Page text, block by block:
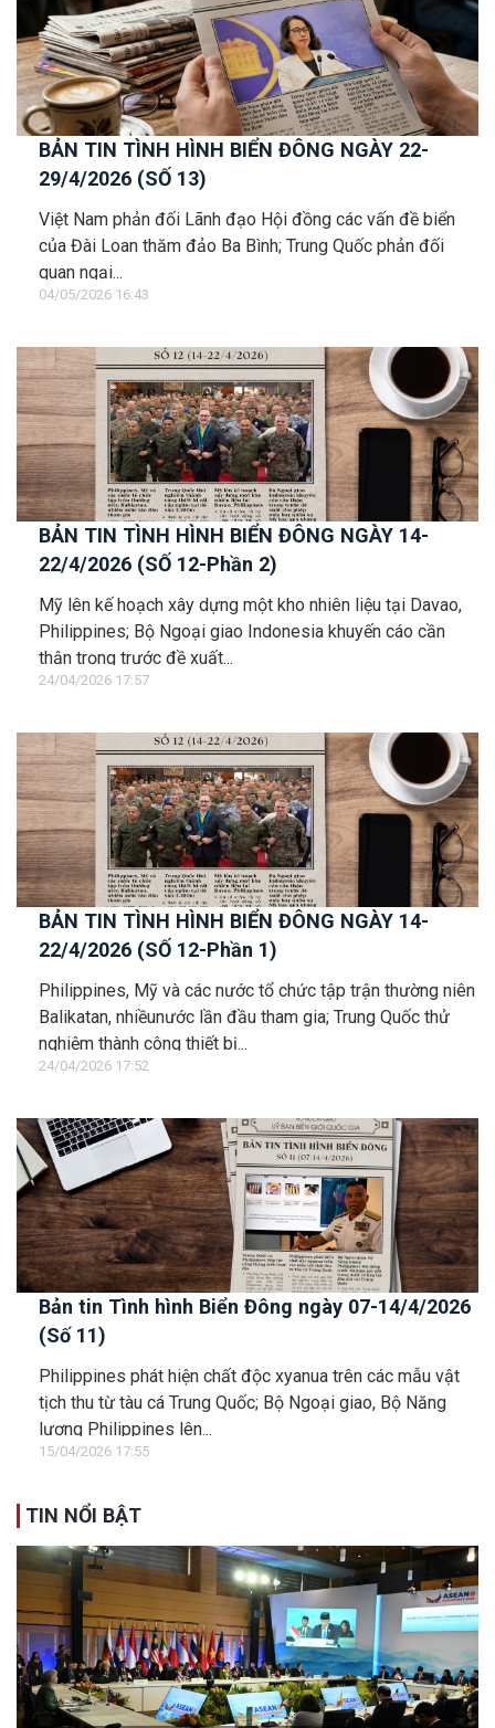
BẢN TIN TÌNH HÌNH BIỂN ĐÔNG NGÀY 22-
29/4/2026 (SỐ 13)
Việt Nam phản đối Lãnh đạo Hội đồng các vấn đề biển
của Đài Loan thăm đảo Ba Bình; Trung Quốc phản đối
quan ngại...
04/05/2026 16:43
BẢN TIN TÌNH HÌNH BIỂN ĐÔNG NGÀY 14-
22/4/2026 (SỐ 12-Phần 2)
Mỹ lên kế hoạch xây dựng một kho nhiên liệu tại Davao,
Philippines; Bộ Ngoại giao Indonesia khuyến cáo cần
thận trọng trước đề xuất...
24/04/2026 17:57
BẢN TIN TÌNH HÌNH BIỂN ĐÔNG NGÀY 14-
22/4/2026 (SỐ 12-Phần 1)
Philippines, Mỹ và các nước tổ chức tập trận thường niên
Balikatan, nhiềunước lần đầu tham gia; Trung Quốc thử
nghiệm thành công thiết bị...
24/04/2026 17:52
Bản tin Tình hình Biển Đông ngày 07-14/4/2026
(Số 11)
Philippines phát hiện chất độc xyanua trên các mẫu vật
tịch thu từ tàu cá Trung Quốc; Bộ Ngoại giao, Bộ Năng
lượng Philippines lên...
15/04/2026 17:55
TIN NỔI BẬT